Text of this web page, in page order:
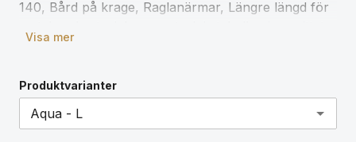
140, Bård på krage, Raglanärmar, Längre längd för
om produktdokumentation.
Visa mer
Produktvarianter